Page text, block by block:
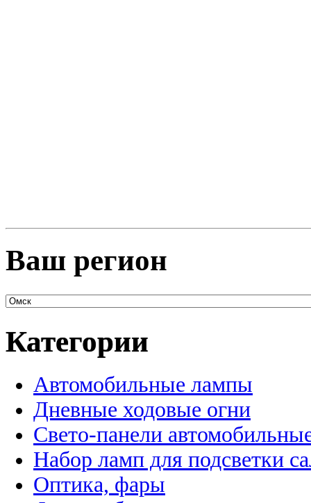
Ваш регион
Категории
Автомобильные лампы
Дневные ходовые огни
Свето-панели
Набор ламп для подсветки
Оптика, фары